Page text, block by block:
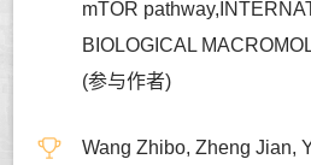
mTOR
BIOLOGICAL
(参与作者)
Wang Zhibo, Zheng Jian,